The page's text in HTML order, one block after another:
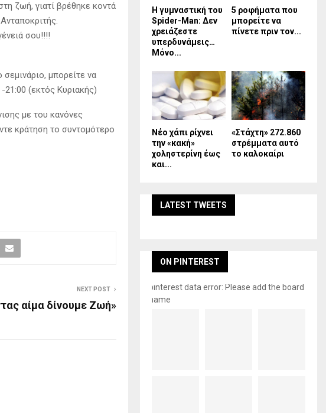
ζωή, γιατί βρέθηκε κοντά
σου!!!!
μπορείτε να
21:00 (εκτός Κυριακής)
με του κανόνες
κράτηση το συντομότερο
NEXT POST
αίμα δίνουμε Ζωή»
Η γυμναστική του
Spider-Man: Δεν
χρειάζεστε
υπερδυνάμεις…
Μόνο...
5 ροφήματα που
μπορείτε να
πίνετε πριν τον...
Νέο χάπι ρίχνει
την «κακή»
χοληστερίνη έως
και...
«Στάχτη» 272.860
στρέμματα αυτό
το καλοκαίρι
LATEST TWEETS
ON PINTEREST
pinterest data error: Please add the board
name